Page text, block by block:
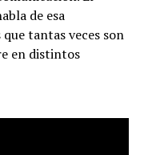
de esa
tantas veces son
en distintos